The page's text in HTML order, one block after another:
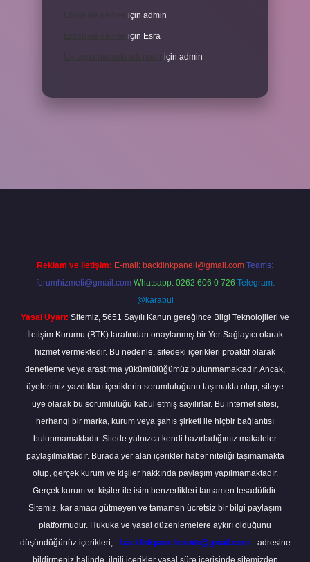
için admin
için Esra
için admin
Reklam ve İletişim: E-mail: backlinkpaneli@gmail.com Teams:
forumhizmeti@gmail.com Whatsapp: 0262 606 0 726 Telegram:
@karabul
Yasal Uyarı: Sitemiz, 5651 Sayılı Kanun gereğince Bilgi Teknolojileri ve
İletişim Kurumu (BTK) tarafından onaylanmış bir Yer Sağlayıcı olarak
hizmet vermektedir. Bu nedenle, sitedeki içerikleri proaktif olarak
denetleme veya araştırma yükümlülüğümüz bulunmamaktadır. Ancak,
üyelerimiz yazdıkları içeriklerin sorumluluğunu taşımakta olup, siteye
üye olarak bu sorumluluğu kabul etmiş sayılırlar. Bu internet sitesi,
herhangi bir marka, kurum veya şahıs şirketi ile hiçbir bağlantısı
bulunmamaktadır. Sitede yalnızca kendi hazırladığımız makaleler
paylaşılmaktadır. Burada yer alan içerikler haber niteliği taşımamakta
olup, gerçek kurum ve kişiler hakkında paylaşım yapılmamaktadır.
Gerçek kurum ve kişiler ile isim benzerlikleri tamamen tesadüfidir.
Sitemiz, kar amacı gütmeyen ve tamamen ücretsiz bir bilgi paylaşım
platformudur. Hukuka ve yasal düzenlemelere aykırı olduğunu
düşündüğünüz içerikleri,
backlinkpanelicomtr@gmail.com
adresine
bildirmeniz halinde, ilgili içerikler yasal süre içerisinde sitemizden